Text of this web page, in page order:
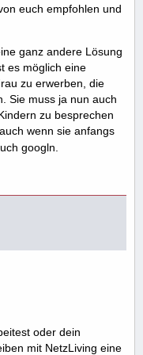
euch empfohlen und
ganz andere Lösung
es möglich eine
zu erwerben, die
Sie muss ja nun auch
zu besprechen
wenn sie anfangs
googln.
oder dein
mit NetzLiving eine